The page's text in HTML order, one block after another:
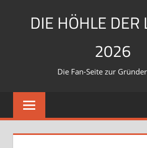
DIE HÖHLE DER
2026
Die Fan-Seite zur